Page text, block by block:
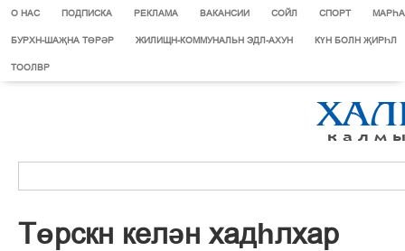
О НАС ПОДПИСКА РЕКЛАМА ВАКАНСИИ СОЙЛ СПОРТ
БУРХН-ШАҖНА ТӨРӘР ЖИЛИЩН-КОММУНАЛЬН ЭДЛ-АХУН КҮН БОЛН ҖИРҺЛ
ТООЛВР
Төрскн келән хадһлхар